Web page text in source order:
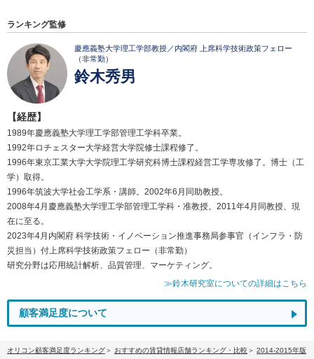
ランキング監修
慶應義塾大学理工学部教授／内閣府 上席科学技術政策フェロー
（非常勤）
鈴木秀男
【経歴】
1989年慶應義塾大学理工学部管理工学科卒業。
1992年ロチェスター大学経営大学院修士課程修了。
1996年東京工業大学大学院理工学研究科博士課程経営工学専攻修了。博士（工
学）取得。
1996年筑波大学社会工学系・講師。2002年6月同助教授。
2008年4月慶應義塾大学理工学部管理工学科・准教授。2011年4月同教授、現
在に至る。
2023年4月内閣府 科学技術・イノベーション推進事務局参事官（インフラ・防
災担当）付上席科学技術政策フェロー（非常勤）
研究分野は応用統計解析、品質管理、マーケティング。
≫鈴木研究室についての詳細はこちら
顧客満足度について
オリコン顧客満足度ランキング おすすめの賃貸情報店舗ランキング・比較
2014-2015年版